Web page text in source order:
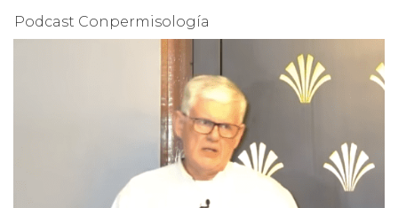
Podcast Conpermisología